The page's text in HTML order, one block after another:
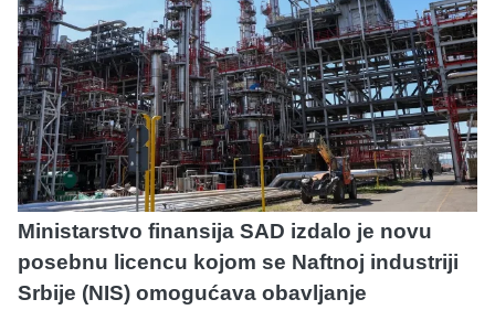
Ministarstvo finansija SAD izdalo je novu
posebnu licencu kojom se Naftnoj industriji
Srbije (NIS) omogućava obavljanje